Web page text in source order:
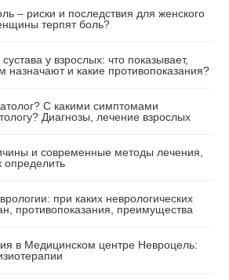
– риски и последствия для женского
терпят боль?
у взрослых: что показывает,
назначают и какие противопоказания?
С какими симптомами
Диагнозы, лечение взрослых
и современные методы лечения,
определить
при каких неврологических
противопоказания, преимущества
в Медицинском центре Невроцель: